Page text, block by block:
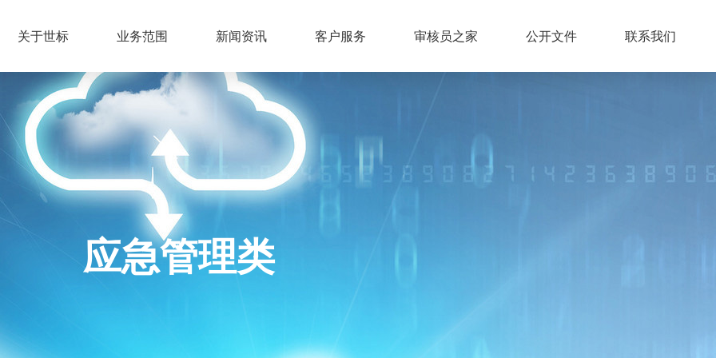
关于世标 业务范围 新闻资讯 客户服务 审核员之家 公开文件 联系我们
应急管理类